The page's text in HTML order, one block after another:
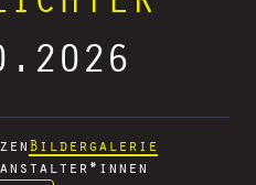
Bildergalerie